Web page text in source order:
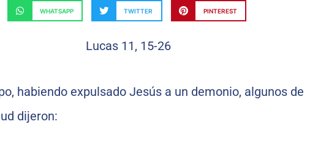
WHATSAPP TWITTER PINTEREST
habiendo expulsado Jesús a un demonio, algunos de
dijeron: